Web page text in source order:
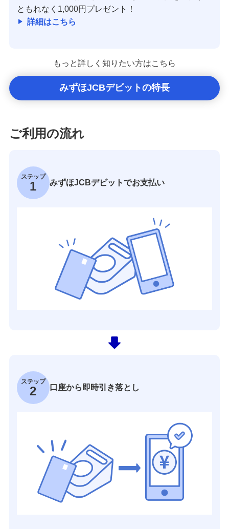
ともれなく1,000円プレゼント！
詳細はこちら
もっと詳しく知りたい方はこちら
みずほJCBデビットの特長
ご利用の流れ
ステップ
1 みずほJCBデビットでお支払い
ステップ
2 口座から即時引き落とし